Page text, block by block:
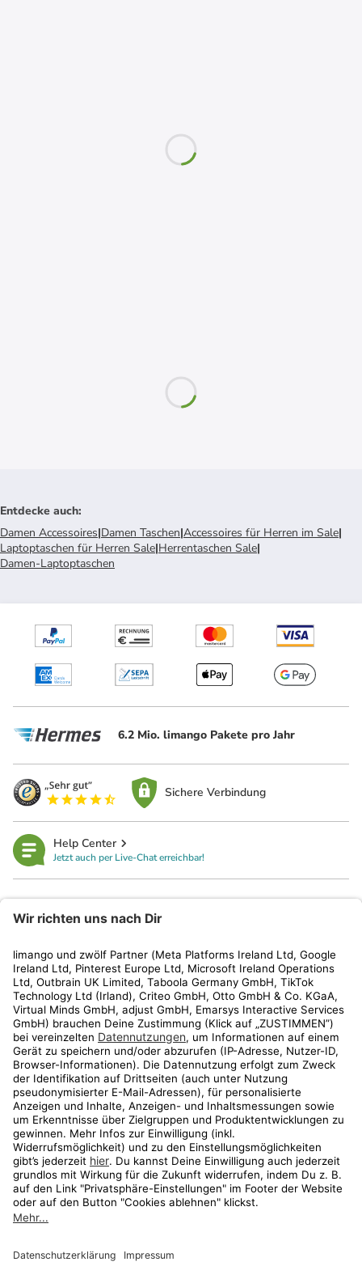
Entdecke auch:
Damen Accessoires|Damen Taschen|Accessoires für Herren im Sale|
Laptoptaschen für Herren Sale|Herrentaschen Sale|
Damen-Laptoptaschen
6.2 Mio. limango Pakete pro Jahr
Sichere Verbindung
Help Center
Jetzt auch per Live-Chat erreichbar!
Kundenservice
Shop
Aktionen
Travel